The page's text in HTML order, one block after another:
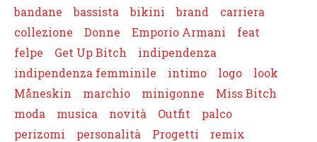
bandane
bassista bikini brand
carriera
collezione
Donne Emporio Armani
feat
felpe
Get Up Bitch
indipendenza
indipendenza femminile
intimo logo
look
Måneskin
marchio minigonne
Miss Bitch
moda
musica novità Outfit
palco
perizomi
personalità Progetti
remix